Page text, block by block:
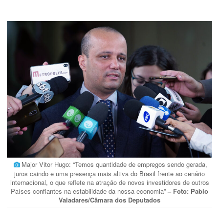
Major Vitor Hugo: “Temos quantidade de empregos sendo gerada,
juros caindo e uma presença mais altiva do Brasil frente ao cenário
internacional, o que reflete na atração de novos investidores de outros
Países confiantes na estabilidade da nossa economia” – Foto: Pablo
Valadares/Câmara dos Deputados